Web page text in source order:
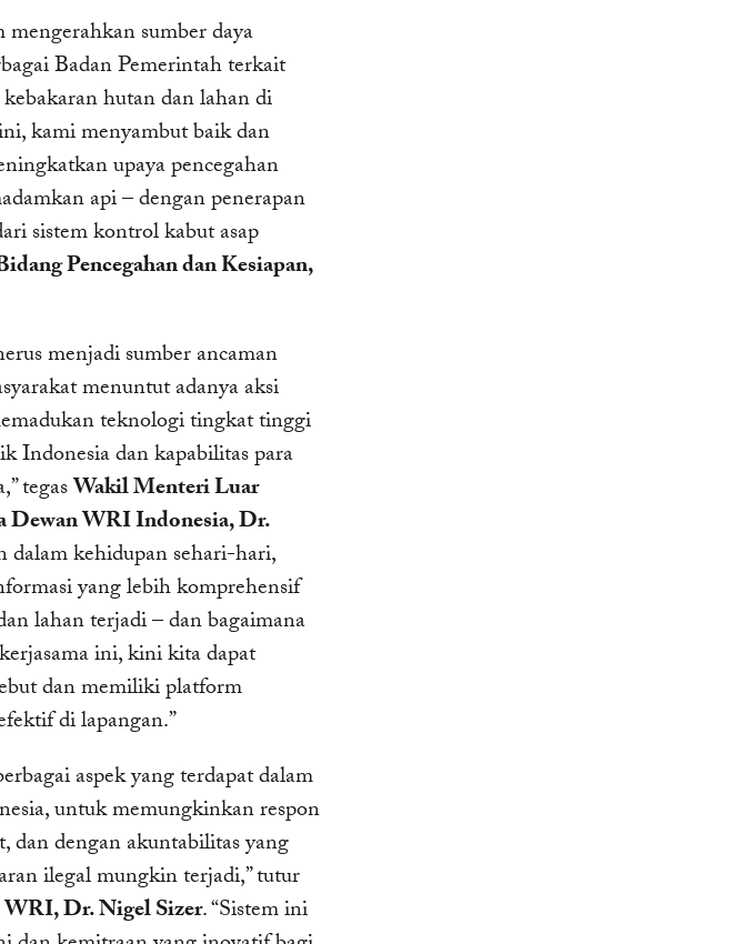
sumber daya
Badan Pemerintah terkait
hutan dan lahan di
kami menyambut baik dan
upaya pencegahan
api – dengan penerapan
sistem kontrol kabut asap
Pencegahan dan Kesiapan,
menjadi sumber ancaman
menuntut adanya aksi
teknologi tingkat tinggi
Indonesia dan kapabilitas para
tegasWakil Menteri Luar
Dewan WRI Indonesia, Dr.
dalam kehidupan sehari-hari,
yang lebih komprehensif
lahan terjadi – dan bagaimana
ini, kini kita dapat
dan memiliki platform
di lapangan.”
aspek yang terdapat dalam
untuk memungkinkan respon
dan dengan akuntabilitas yang
ilegal mungkin terjadi,” tutur
Dr. Nigel Sizer. “Sistem ini